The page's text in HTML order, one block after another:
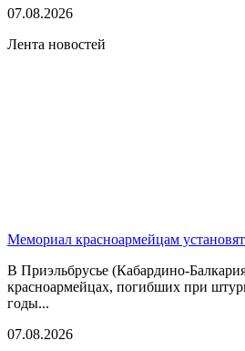
07.08.2026
Лента новостей
Мемориал красноармейцам
В Приэльбрусье (Кабардино-
красноармейцах, погибших при
годы...
07.08.2026